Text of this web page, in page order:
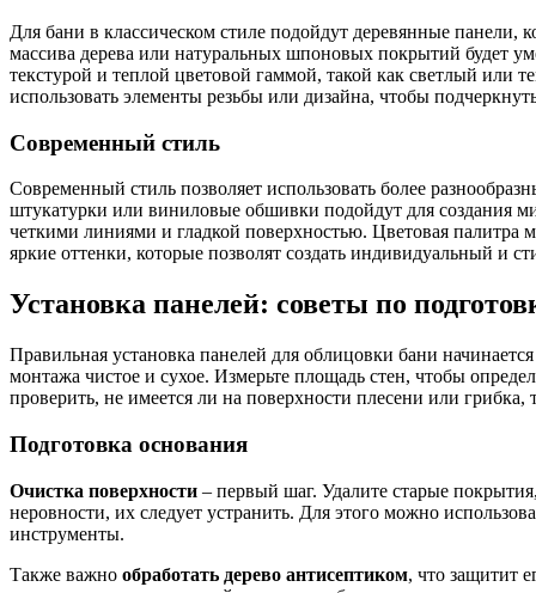
Для бани в классическом стиле подойдут деревянные панели,
массива дерева или натуральных шпоновых покрытий будет
текстурой и теплой цветовой гаммой, такой как светлый или
использовать элементы резьбы или дизайна, чтобы
Современный стиль
Современный стиль позволяет использовать более
штукатурки или виниловые обшивки подойдут для создания
четкими линиями и гладкой поверхностью. Цветовая палитра
яркие оттенки, которые позволят создать индивидуальный и
Установка панелей: советы по
Правильная установка панелей для облицовки бани
монтажа чистое и сухое. Измерьте площадь стен, чтобы
проверить, не имеется ли на поверхности плесени или грибка,
Подготовка основания
Очистка поверхности – первый шаг. Удалите старые
неровности, их следует устранить. Для этого можно
инструменты.
Также важно обработать дерево антисептиком, что защитит